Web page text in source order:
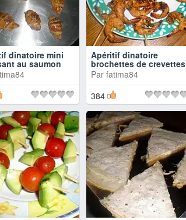
dinatoire mini
au saumon
Apéritif dinatoire
brochettes de crevettes
Par fatima84
384